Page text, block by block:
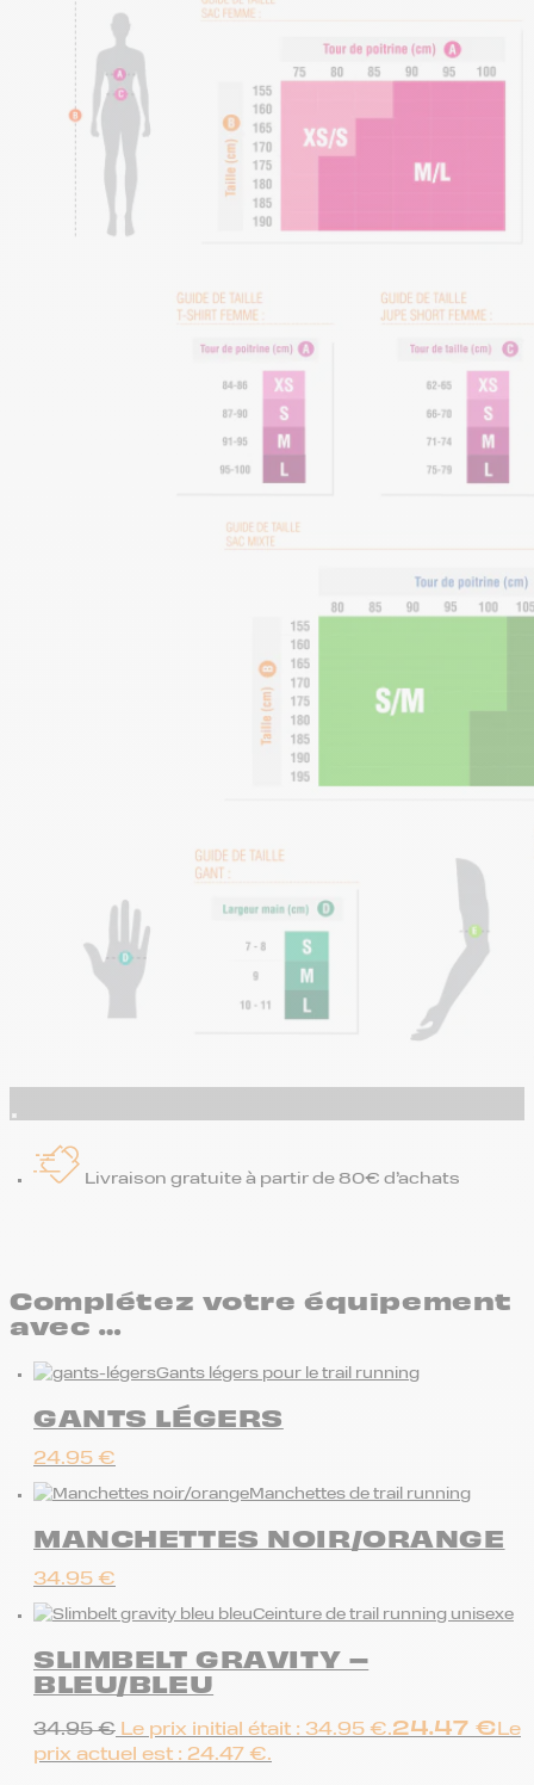
Livraison gratuite à partir de 80€ d’achats
Complétez votre équipement
avec …
Gants légers pour le trail running
GANTS LÉGERS
24.95 €
Manchettes de trail running
MANCHETTES NOIR/ORANGE
34.95 €
Ceinture de trail running unisexe
SLIMBELT GRAVITY –
BLEU/BLEU
34.95€ Le prix initial était : 34.95 €.24.47 € Le
prix actuel est : 24.47 €.